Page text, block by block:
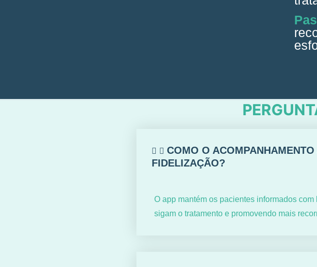
COMO O
FIDELIZAÇÃO?
O app mantém os pacientes informados
sigam o tratamento e promovendo mais